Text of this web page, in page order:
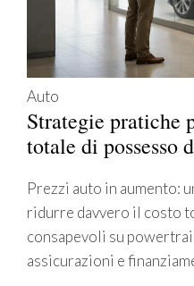
Auto
Strategie pratiche
totale di possesso
Prezzi auto in aumento:
ridurre davvero il costo
consapevoli su
assicurazioni e